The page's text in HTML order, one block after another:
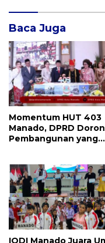
Baca Juga
Momentum HUT 403
Manado, DPRD
Pembangunan yang
IODI Manado Juara